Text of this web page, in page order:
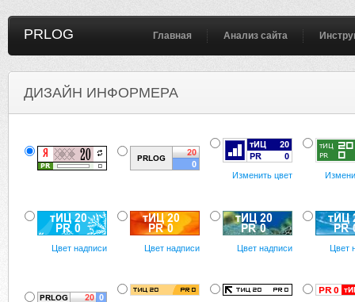
PRLOG Главная Анализ сайта
ДИЗАЙН ИНФОРМЕРА
Изменить цвет
Цвет надписи Цвет надписи Цвет надписи Цвет